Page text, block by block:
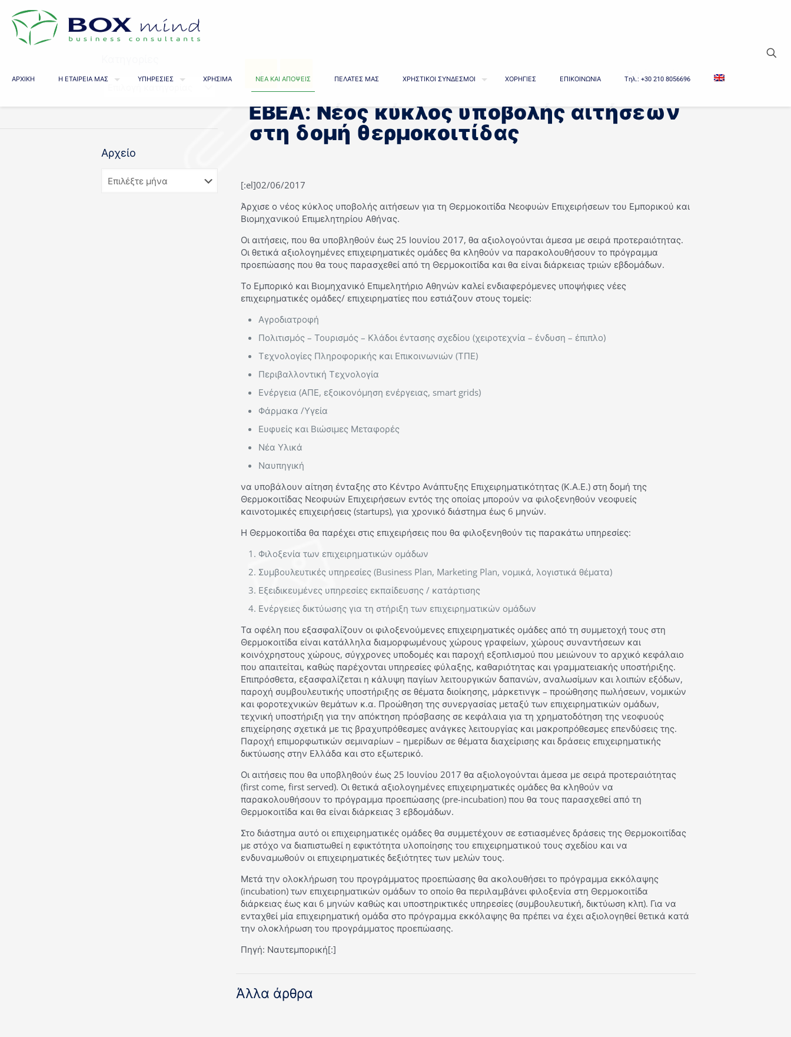
ΑΡΧΙΚΗ Η ΕΤΑΙΡΕΙΑ ΜΑΣ ΥΠΗΡΕΣΙΕΣ ΧΡΗΣΙΜΑ ΝΕΑ ΚΑΙ ΑΠΟΨΕΙΣ ΠΕΛΑΤΕΣ ΜΑΣ ΧΡΗΣΤΙΚΟΙ ΣΥΝΔΕΣΜΟΙ ΧΟΡΗΓΙΕΣ ΕΠΙΚΟΙΝΩΝΙΑ Tηλ.: +30 210 8056696
ΕΒΕΑ: Νέος κύκλος υποβολής αιτήσεων
στη δομή θερμοκοιτίδας
[:el]02/06/2017
Άρχισε ο νέος κύκλος υποβολής αιτήσεων για τη Θερμοκοιτίδα Νεοφυών Επιχειρήσεων του Εμπορικού και
Βιομηχανικού Επιμελητηρίου Αθήνας.
Οι αιτήσεις, που θα υποβληθούν έως 25 Ιουνίου 2017, θα αξιολογούνται άμεσα με σειρά προτεραιότητας.
Οι θετικά αξιολογημένες επιχειρηματικές ομάδες θα κληθούν να παρακολουθήσουν το πρόγραμμα
προεπώασης που θα τους παρασχεθεί από τη Θερμοκοιτίδα και θα είναι διάρκειας τριών εβδομάδων.
Το Εμπορικό και Βιομηχανικό Επιμελητήριο Αθηνών καλεί ενδιαφερόμενες υποψήφιες νέες
επιχειρηματικές ομάδες/ επιχειρηματίες που εστιάζουν στους τομείς:
Αγροδιατροφή
Πολιτισμός – Τουρισμός – Κλάδοι έντασης σχεδίου (χειροτεχνία – ένδυση – έπιπλο)
Τεχνολογίες Πληροφορικής και Επικοινωνιών (ΤΠΕ)
Περιβαλλοντική Τεχνολογία
Ενέργεια (ΑΠΕ, εξοικονόμηση ενέργειας, smart grids)
Φάρμακα /Υγεία
Ευφυείς και Βιώσιμες Μεταφορές
Νέα Υλικά
Ναυπηγική
να υποβάλουν αίτηση ένταξης στο Κέντρο Ανάπτυξης Επιχειρηματικότητας (Κ.Α.Ε.) στη δομή της
Θερμοκοιτίδας Νεοφυών Επιχειρήσεων εντός της οποίας μπορούν να φιλοξενηθούν νεοφυείς
καινοτομικές επιχειρήσεις (startups), για χρονικό διάστημα έως 6 μηνών.
Η Θερμοκοιτίδα θα παρέχει στις επιχειρήσεις που θα φιλοξενηθούν τις παρακάτω υπηρεσίες:
Φιλοξενία των επιχειρηματικών ομάδων
Συμβουλευτικές υπηρεσίες (Business Plan, Marketing Plan, νομικά, λογιστικά θέματα)
Εξειδικευμένες υπηρεσίες εκπαίδευσης / κατάρτισης
Ενέργειες δικτύωσης για τη στήριξη των επιχειρηματικών ομάδων
Τα οφέλη που εξασφαλίζουν οι φιλοξενούμενες επιχειρηματικές ομάδες από τη συμμετοχή τους στη
Θερμοκοιτίδα είναι κατάλληλα διαμορφωμένους χώρους γραφείων, χώρους συναντήσεων και
κοινόχρηστους χώρους, σύγχρονες υποδομές και παροχή εξοπλισμού που μειώνουν το αρχικό κεφάλαιο
που απαιτείται, καθώς παρέχονται υπηρεσίες φύλαξης, καθαριότητας και γραμματειακής υποστήριξης.
Επιπρόσθετα, εξασφαλίζεται η κάλυψη παγίων λειτουργικών δαπανών, αναλωσίμων και λοιπών εξόδων,
παροχή συμβουλευτικής υποστήριξης σε θέματα διοίκησης, μάρκετινγκ – προώθησης πωλήσεων, νομικών
και φοροτεχνικών θεμάτων κ.α. Προώθηση της συνεργασίας μεταξύ των επιχειρηματικών ομάδων,
τεχνική υποστήριξη για την απόκτηση πρόσβασης σε κεφάλαια για τη χρηματοδότηση της νεοφυούς
επιχείρησης σχετικά με τις βραχυπρόθεσμες ανάγκες λειτουργίας και μακροπρόθεσμες επενδύσεις της.
Παροχή επιμορφωτικών σεμιναρίων – ημερίδων σε θέματα διαχείρισης και δράσεις επιχειρηματικής
δικτύωσης στην Ελλάδα και στο εξωτερικό.
Οι αιτήσεις που θα υποβληθούν έως 25 Ιουνίου 2017 θα αξιολογούνται άμεσα με σειρά προτεραιότητας
(first come, first served). Οι θετικά αξιολογημένες επιχειρηματικές ομάδες θα κληθούν να
παρακολουθήσουν το πρόγραμμα προεπώασης (pre-incubation) που θα τους παρασχεθεί από τη
Θερμοκοιτίδα και θα είναι διάρκειας 3 εβδομάδων.
Στο διάστημα αυτό οι επιχειρηματικές ομάδες θα συμμετέχουν σε εστιασμένες δράσεις της Θερμοκοιτίδας
με στόχο να διαπιστωθεί η εφικτότητα υλοποίησης του επιχειρηματικού τους σχεδίου και να
ενδυναμωθούν οι επιχειρηματικές δεξιότητες των μελών τους.
Μετά την ολοκλήρωση του προγράμματος προεπώασης θα ακολουθήσει το πρόγραμμα εκκόλαψης
(incubation) των επιχειρηματικών ομάδων το οποίο θα περιλαμβάνει φιλοξενία στη Θερμοκοιτίδα
διάρκειας έως και 6 μηνών καθώς και υποστηρικτικές υπηρεσίες (συμβουλευτική, δικτύωση κλπ). Για να
ενταχθεί μία επιχειρηματική ομάδα στο πρόγραμμα εκκόλαψης θα πρέπει να έχει αξιολογηθεί θετικά κατά
την ολοκλήρωση του προγράμματος προεπώασης.
Πηγή: Ναυτεμπορική[:]
Άλλα άρθρα
Αρχείο